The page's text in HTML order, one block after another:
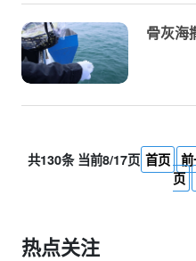
骨灰海
共130条 当前8/17页 首页
页
热点关注